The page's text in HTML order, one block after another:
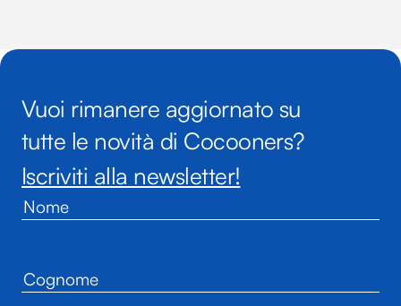
Vuoi rimanere aggiornato su
tutte le novità di Cocooners?
Iscriviti alla newsletter!